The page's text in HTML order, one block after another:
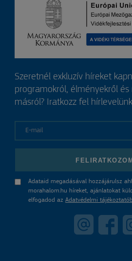
Szeretnél exkluzív híreket
programokról, élményekről
másról? Iratkozz fel
FELIRATKOZOM
Adataid megadásával hozzájárulsz
morahalom.hu híreket, ajánlatokat
elfogadod az Adatvédelmi